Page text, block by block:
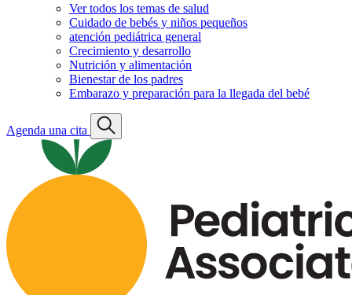
Ver todos los temas de salud
Cuidado de bebés y niños pequeños
atención pediátrica general
Crecimiento y desarrollo
Nutrición y alimentación
Bienestar de los padres
Embarazo y preparación para la llegada del bebé
Agenda una cita